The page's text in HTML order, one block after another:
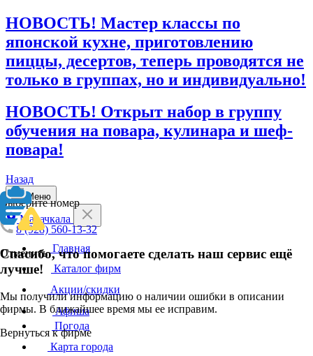
НОВОСТЬ! Мастер классы по
японской кухне, приготовлению
пиццы, десертов, теперь проводятся не
только в группах, но и индивидуально!
НОВОСТЬ! Открыт набор в группу
обучения на повара, кулинара и шеф-
повара!
Назад
Выберите номер
8 (928) 560-13-32
Отменить
Спасибо, что помогаете сделать наш сервис ещё
лучше!
Мы получили информацию о наличии ошибки в описании
фирмы. В ближайшее время мы ее исправим.
Вернуться к фирме
Меню
Махачкала
Главная
Каталог фирм
Акции/скидки
Афиша
Погода
Карта города